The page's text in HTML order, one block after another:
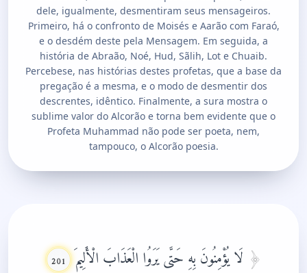
dele, igualmente, desmentiram seus mensageiros.
Primeiro, há o confronto de Moisés e Aarão com Faraó,
e o desdém deste pela Mensagem. Em seguida, a
história de Abraão, Noé, Hud, Sãlih, Lot e Chuaib.
Percebese, nas histórias destes profetas, que a base da
pregação é a mesma, e o modo de desmentir dos
descrentes, idêntico. Finalmente, a sura mostra o
sublime valor do Alcorão e torna bem evidente que o
Profeta Muhammad não pode ser poeta, nem,
tampouco, o Alcorão poesia.
لَا يُؤْمِنُونَ بِهِ حَتَّى يَرَوُا الْعَذَابَ الْأَلِيمَ 201